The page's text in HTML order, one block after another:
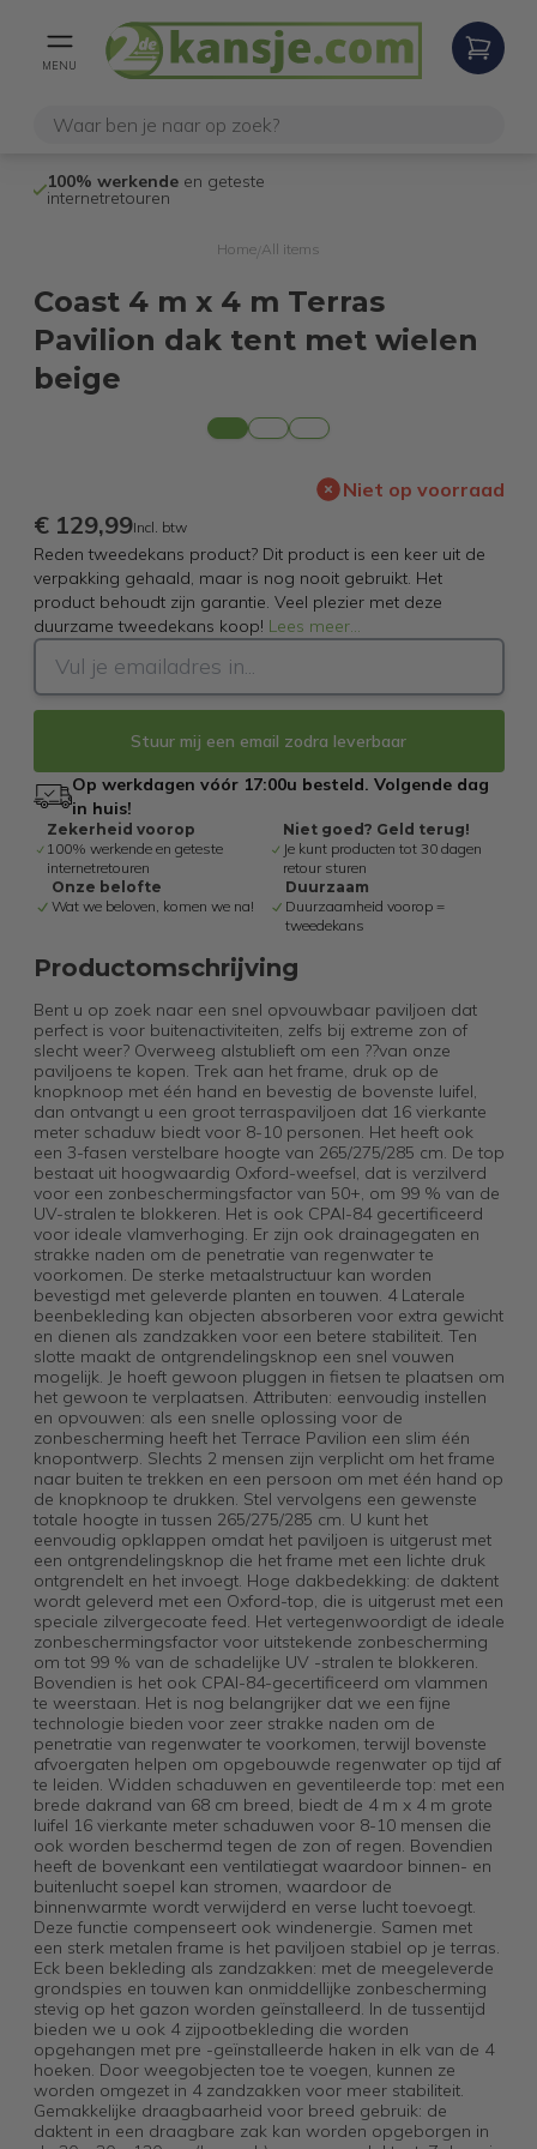
MENU
100% werkende en geteste
internetretouren
Home All items
Coast 4 m x 4 m Terras
Pavilion dak tent met wielen
beige
Niet op voorraad
€ 129,99Incl. btw
Reden tweedekans product? Dit product is een keer uit de
verpakking gehaald, maar is nog nooit gebruikt. Het
product behoudt zijn garantie. Veel plezier met deze
duurzame tweedekans koop! Lees meer...
Stuur mij een email zodra leverbaar
Op werkdagen vóór 17:00u besteld. Volgende dag
in huis!
Zekerheid voorop
100% werkende en geteste
internetretouren
Niet goed? Geld terug!
Je kunt producten tot 30 dagen
retour sturen
Onze belofte
Wat we beloven, komen we na!
Duurzaam
Duurzaamheid voorop =
tweedekans
Productomschrijving
Bent u op zoek naar een snel opvouwbaar paviljoen dat
perfect is voor buitenactiviteiten, zelfs bij extreme zon of
slecht weer? Overweeg alstublieft om een ??van onze
paviljoens te kopen. Trek aan het frame, druk op de
knopknoop met één hand en bevestig de bovenste luifel,
dan ontvangt u een groot terraspaviljoen dat 16 vierkante
meter schaduw biedt voor 8-10 personen. Het heeft ook
een 3-fasen verstelbare hoogte van 265/275/285 cm. De top
bestaat uit hoogwaardig Oxford-weefsel, dat is verzilverd
voor een zonbeschermingsfactor van 50+, om 99 % van de
UV-stralen te blokkeren. Het is ook CPAI-84 gecertificeerd
voor ideale vlamverhoging. Er zijn ook drainagegaten en
strakke naden om de penetratie van regenwater te
voorkomen. De sterke metaalstructuur kan worden
bevestigd met geleverde planten en touwen. 4 Laterale
beenbekleding kan objecten absorberen voor extra gewicht
en dienen als zandzakken voor een betere stabiliteit. Ten
slotte maakt de ontgrendelingsknop een snel vouwen
mogelijk. Je hoeft gewoon pluggen in fietsen te plaatsen om
het gewoon te verplaatsen. Attributen: eenvoudig instellen
en opvouwen: als een snelle oplossing voor de
zonbescherming heeft het Terrace Pavilion een slim één
knopontwerp. Slechts 2 mensen zijn verplicht om het frame
naar buiten te trekken en een persoon om met één hand op
de knopknoop te drukken. Stel vervolgens een gewenste
totale hoogte in tussen 265/275/285 cm. U kunt het
eenvoudig opklappen omdat het paviljoen is uitgerust met
een ontgrendelingsknop die het frame met een lichte druk
ontgrendelt en het invoegt. Hoge dakbedekking: de daktent
wordt geleverd met een Oxford-top, die is uitgerust met een
speciale zilvergecoate feed. Het vertegenwoordigt de ideale
zonbeschermingsfactor voor uitstekende zonbescherming
om tot 99 % van de schadelijke UV -stralen te blokkeren.
Bovendien is het ook CPAI-84-gecertificeerd om vlammen
te weerstaan. Het is nog belangrijker dat we een fijne
technologie bieden voor zeer strakke naden om de
penetratie van regenwater te voorkomen, terwijl bovenste
afvoergaten helpen om opgebouwde regenwater op tijd af
te leiden. Widden schaduwen en geventileerde top: met een
brede dakrand van 68 cm breed, biedt de 4 m x 4 m grote
luifel 16 vierkante meter schaduwen voor 8-10 mensen die
ook worden beschermd tegen de zon of regen. Bovendien
heeft de bovenkant een ventilatiegat waardoor binnen- en
buitenlucht soepel kan stromen, waardoor de
binnenwarmte wordt verwijderd en verse lucht toevoegt.
Deze functie compenseert ook windenergie. Samen met
een sterk metalen frame is het paviljoen stabiel op je terras.
Eck been bekleding als zandzakken: met de meegeleverde
grondspies en touwen kan onmiddellijke zonbescherming
stevig op het gazon worden geïnstalleerd. In de tussentijd
bieden we u ook 4 zijpootbekleding die worden
opgehangen met pre -geïnstalleerde haken in elk van de 4
hoeken. Door weegobjecten toe te voegen, kunnen ze
worden omgezet in 4 zandzakken voor meer stabiliteit.
Gemakkelijke draagbaarheid voor breed gebruik: de
daktent in een draagbare zak kan worden opgeborgen in